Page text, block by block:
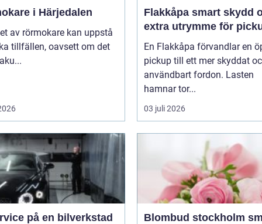
i Härjedalen
av rörmokare kan uppstå
tillfällen, oavsett om det
Flakkåpa smart skydd och
extra utrymme för
En Flakkåpa förvandlar en
pickup till ett mer skyddat
användbart fordon. Lasten
hamnar tor...
03 juli 2026
på en bilverkstad
Blombud stockholm smidiga